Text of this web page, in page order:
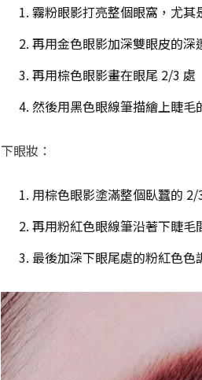
霧粉眼影打亮整個眼窩，尤
再用金色眼影加深雙眼皮的深
再用棕色眼影畫在眼尾 2/3 處
然後用黑色眼線筆描繪上睫
下眼妝：
用棕色眼影塗滿整個臥蠶的 2/
再用粉紅色眼線筆沿著下睫毛
最後加深下眼尾處的粉紅色